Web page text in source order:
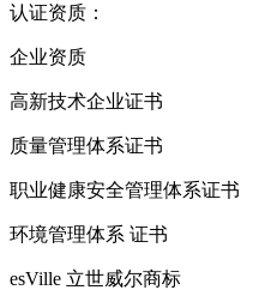
认证资质：
企业资质
高新技术企业证书
质量管理体系证书
职业健康安全管理体系证书
环境管理体系 证书
esVille 立世威尔商标